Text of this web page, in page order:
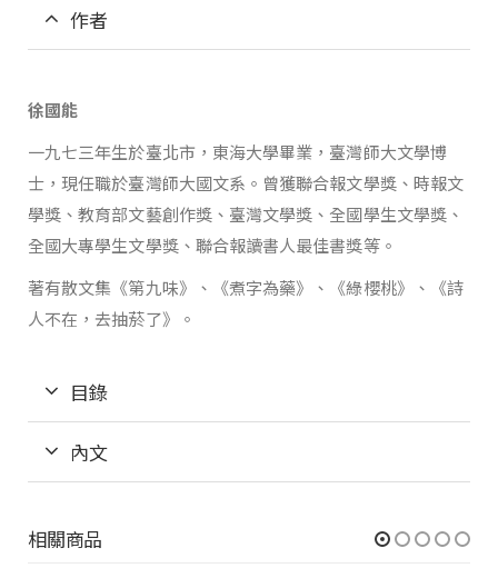
作者
徐國能
一九七三年生於臺北市，東海大學畢業，臺灣師大文學博
士，現任職於臺灣師大國文系。曾獲聯合報文學獎、時報文
學獎、教育部文藝創作獎、臺灣文學獎、全國學生文學獎、
全國大專學生文學獎、聯合報讀書人最佳書獎等。
著有散文集《第九味》、《煮字為藥》、《綠櫻桃》、《詩
人不在，去抽菸了》。
目錄
內文
相關商品